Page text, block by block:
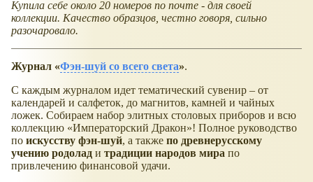
Купила себе около 20 номеров по почте - для своей
коллекции. Качество образцов, честно говоря, сильно
разочаровало.
Журнал Фэн-шуй со всего света .
С каждым журналом идет тематический сувенир – от
календарей и салфеток, до магнитов, камней и чайных
ложек. Собираем набор элитных столовых приборов и всю
коллекцию
Императорский Дракон ! Полное руководство
по искусству фэн-шуй, а также по древнерусскому
учению родолад и традиции народов мира по
привлечению финансовой удачи.